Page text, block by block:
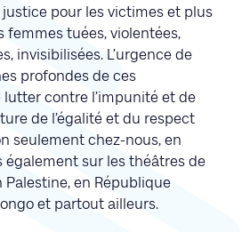
pour les victimes et plus
femmes tuées, violentées,
invisibilisées. L’urgence de
profondes de ces
contre l’impunité et de
de l’égalité et du respect
seulement chez-nous, en
également sur les théâtres de
Palestine, en République
et partout ailleurs.